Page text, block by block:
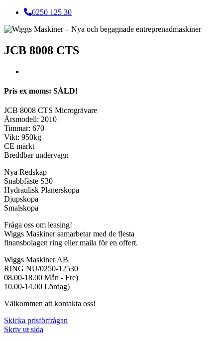
0250 125 30
JCB 8008 CTS
Pris ex moms: SÅLD!
JCB 8008 CTS Microgrävare
Årsmodell: 2010
Timmar: 670
Vikt: 950kg
CE märkt
Breddbar undervagn
Nya Redskap
Snabbfäste S30
Hydraulisk Planerskopa
Djupskopa
Smalskopa
Fråga oss om leasing!
Wiggs Maskiner samarbetar med de flesta
finansbolagen ring eller maila för en offert.
Wiggs Maskiner AB
RING NU/0250-12530
08.00-18.00 Mån - Fre)
10.00-14.00 Lördag)
Välkommen att kontakta oss!
Skicka prisförfrågan
Skriv ut sida